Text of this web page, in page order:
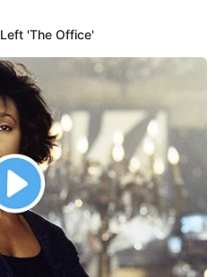
capítulos de ‘Wonderful Word’